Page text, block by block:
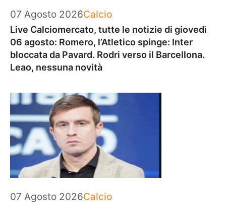
07 Agosto 2026Categorie
Calcio
Live Calciomercato, tutte le notizie di giovedì
06 agosto: Romero, l’Atletico spinge: Inter
bloccata da Pavard. Rodri verso il Barcellona.
Leao, nessuna novità
07 Agosto 2026Categorie
Calcio